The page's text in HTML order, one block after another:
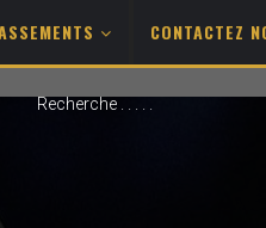
CONTACTEZ